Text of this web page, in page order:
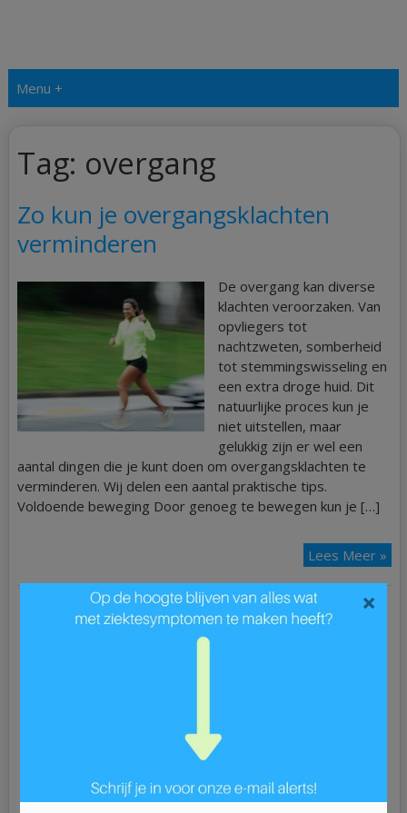
Menu +
Tag: overgang
Zo kun je overgangsklachten
verminderen
De overgang kan diverse
klachten veroorzaken. Van
opvliegers tot
nachtzweten, somberheid
tot stemmingswisseling en
een extra droge huid. Dit
natuurlijke proces kun je
niet uitstellen, maar
gelukkig zijn er wel een
aantal dingen die je kunt doen om overgangsklachten te
verminderen. Wij delen een aantal praktische tips.
Voldoende beweging Door genoeg te bewegen kun je […]
Lees Meer »
Borstkanker
×